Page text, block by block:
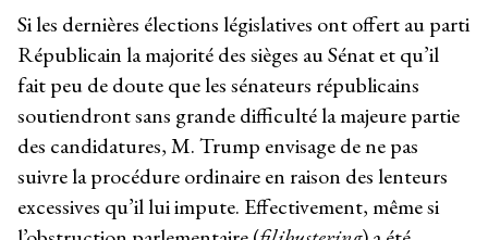
Si les dernières élections législatives ont offert au parti
Républicain la majorité des sièges au Sénat et qu’il
fait peu de doute que les sénateurs républicains
soutiendront sans grande difficulté la majeure partie
des candidatures, M. Trump envisage de ne pas
suivre la procédure ordinaire en raison des lenteurs
excessives qu’il lui impute. Effectivement, même si